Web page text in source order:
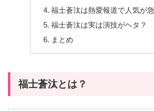
福士蒼汰は熱愛報道で人気が
福士蒼汰は実は演技がヘタ？
まとめ
福士蒼汰とは？